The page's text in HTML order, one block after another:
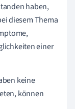
haben,
diesem Thema
einer
keine
können